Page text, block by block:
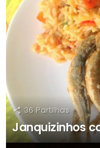
36 Partilhas
Janquizinhos